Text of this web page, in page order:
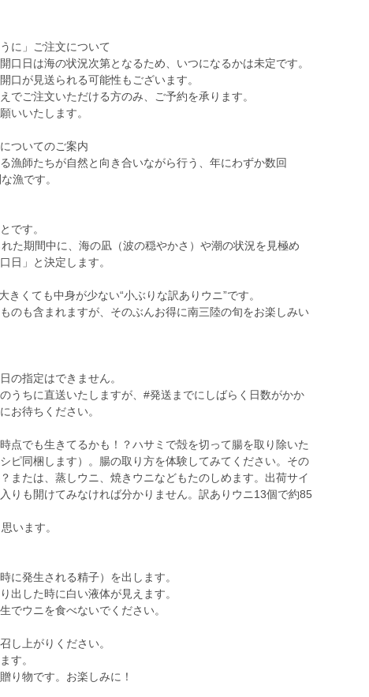
に」ご注文について
口日は海の状況次第となるため、いつになるかは未定です。
口が見送られる可能性もございます。
でご注文いただける方のみ、ご予約を承ります。
いいたします。
ついてのご案内
漁師たちが自然と向き合いながら行う、年にわずか数回
漁です。
です。
た期間中に、海の凪（波の穏やかさ）や潮の状況を見極め
日」と決定します。
くても中身が少ない“小ぶりな訳ありウニ”です。
のも含まれますが、そのぶんお得に南三陸の旬をお楽しみい
の指定はできません。
うちに直送いたしますが、#発送までにしばらく日数がかか
お待ちください。
点でも生きてるかも！？ハサミで殻を切って腸を取り除いた
ピ同梱します）。腸の取り方を体験してみてください。その
または、蒸しウニ、焼きウニなどもたのしめます。出荷サイ
りも開けてみなければ分かりません。訳ありウニ13個で約85
います。
に発生される精子）を出します。
出した時に白い液体が見えます。
でウニを食べないでください。
し上がりください。
す。
り物です。お楽しみに！